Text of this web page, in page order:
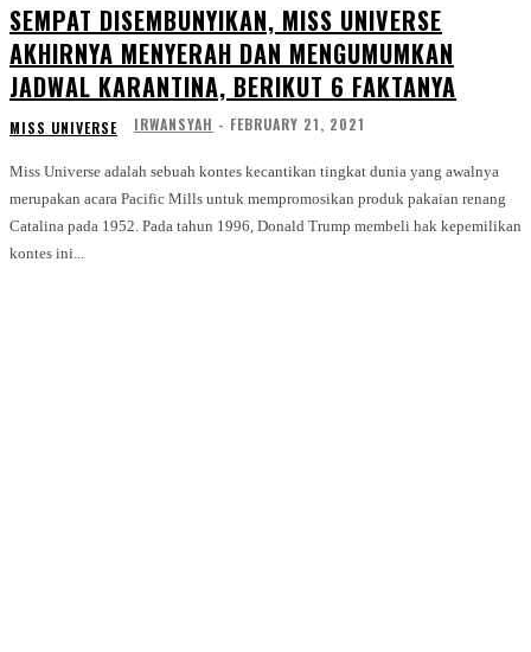
SEMPAT DISEMBUNYIKAN, MISS UNIVERSE
AKHIRNYA MENYERAH DAN MENGUMUMKAN
JADWAL KARANTINA, BERIKUT 6 FAKTANYA
MISS UNIVERSE IRWANSYAH - FEBRUARY 21, 2021
Miss Universe adalah sebuah kontes kecantikan tingkat dunia yang awalnya
merupakan acara Pacific Mills untuk mempromosikan produk pakaian renang
Catalina pada 1952. Pada tahun 1996, Donald Trump membeli hak kepemilikan
kontes ini...